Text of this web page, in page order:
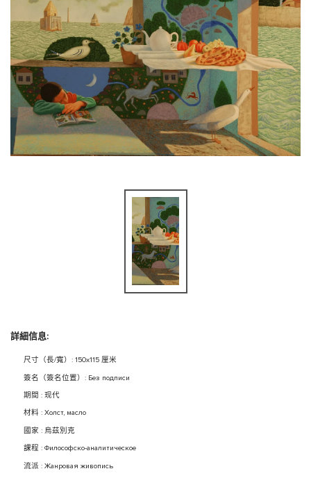
詳細信息:
尺寸（長/寬）: 150x115 厘米
簽名（簽名位置）: Без подписи
期間 : 现代
材料 : Холст, масло
國家 : 烏茲別克
課程 : Философско-аналитическое
流派 : Жанровая живопись